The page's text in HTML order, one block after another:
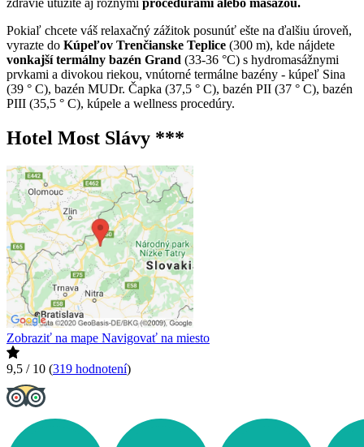
zdravie utužíte aj rôznymi procedúrami alebo masážou.
Pokiaľ chcete váš relaxačný zážitok posunúť ešte na ďalšiu úroveň,
vyrazte do Kúpeľov Trenčianske Teplice (300 m), kde nájdete
vonkajší termálny bazén Grand (33-36 °C) s hydromasážnymi
prvkami a divokou riekou, vnútorné termálne bazény - kúpeľ Sina
(39 ° C), bazén MUDr. Čapka (37,5 ° C), bazén PII (37 ° C), bazén
PIII (35,5 ° C), kúpele a wellness procedúry.
Hotel Most Slávy ***
Zobraziť na mape Navigovať na miesto
9,5 / 10 (319 hodnotení)